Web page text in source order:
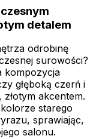
detalem
odrobinę
surowości?
kompozycja
głęboką czerń i
akcentem.
starego
sprawiając,
salonu.